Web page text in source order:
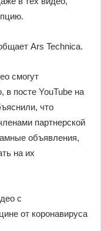
Ars Technica.
смогут
в посте YouTube на
что
партнерской
объявления,
на их
с
от коронавируса